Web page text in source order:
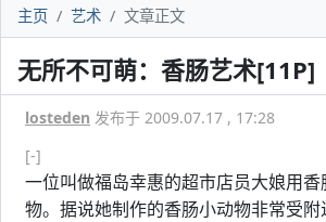
主页 艺术 文章正文
无所不可萌：香肠艺术[11P]
losteden 发布于 2009.07.17 , 17:28
[-]
一位叫做福岛幸惠的超市店员大娘用
物。据说她制作的香肠小动物非常受